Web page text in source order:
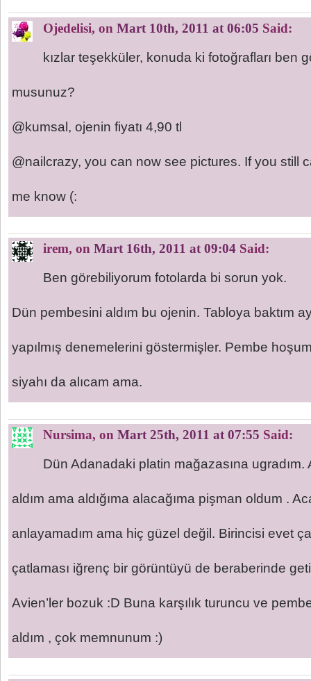
Ojedelisi, on Mart 10th, 2011 at 06:05 Said:
kızlar teşekküler, konuda ki fotoğrafları ben
musunuz?
@kumsal, ojenin fiyatı 4,90 tl
@nailcrazy, you can now see pictures. If you still
me know (:
irem, on Mart 16th, 2011 at 09:04 Said:
Ben görebiliyorum fotolarda bi sorun yok.
Dün pembesini aldım bu ojenin. Tabloya baktım
yapılmış denemelerini göstermişler. Pembe
siyahı da alıcam ama.
Nursima, on Mart 25th, 2011 at 07:55 Said:
Dün Adanadaki platin mağazasına ugradım.
aldım ama aldığıma alacağıma pişman oldum .
anlayamadım ama hiç güzel değil. Birincisi evet
çatlaması iğrenç bir görüntüyü de beraberinde
Avien’ler bozuk :D Buna karşılık turuncu ve
aldım , çok memnunum :)